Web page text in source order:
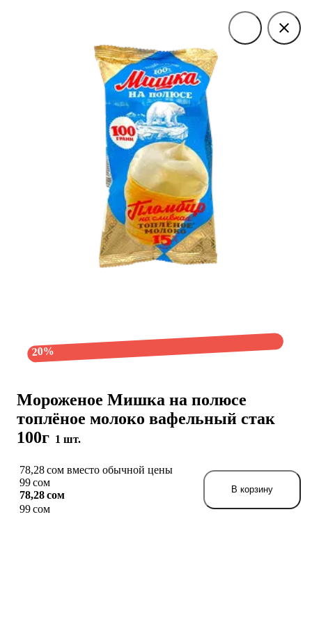
Мороженое Мишка на полюсе
топлёное молоко вафельный стак
100г 1 шт.
20%
78,28 сом вместо обычной цены
99 сом
78,28 сом
99 сом
В корзину